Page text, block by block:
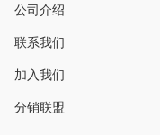
公司介绍
联系我们
加入我们
分销联盟